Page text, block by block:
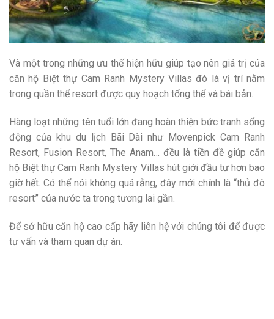
Và một trong những ưu thế hiện hữu giúp tạo nên giá trị của
căn hộ Biệt thự Cam Ranh Mystery Villas đó là vị trí nằm
trong quần thể resort được quy hoạch tổng thể và bài bản.
Hàng loạt những tên tuổi lớn đang hoàn thiện bức tranh sống
động của khu du lịch Bãi Dài như Movenpick Cam Ranh
Resort, Fusion Resort, The Anam… đều là tiền đề giúp căn
hộ Biệt thự Cam Ranh Mystery Villas hút giới đầu tư hơn bao
giờ hết. Có thể nói không quá rằng, đây mới chính là “thủ đô
resort” của nước ta trong tương lai gần.
Để sở hữu căn hộ cao cấp hãy liên hệ với chúng tôi để được
tư vấn và tham quan dự án.